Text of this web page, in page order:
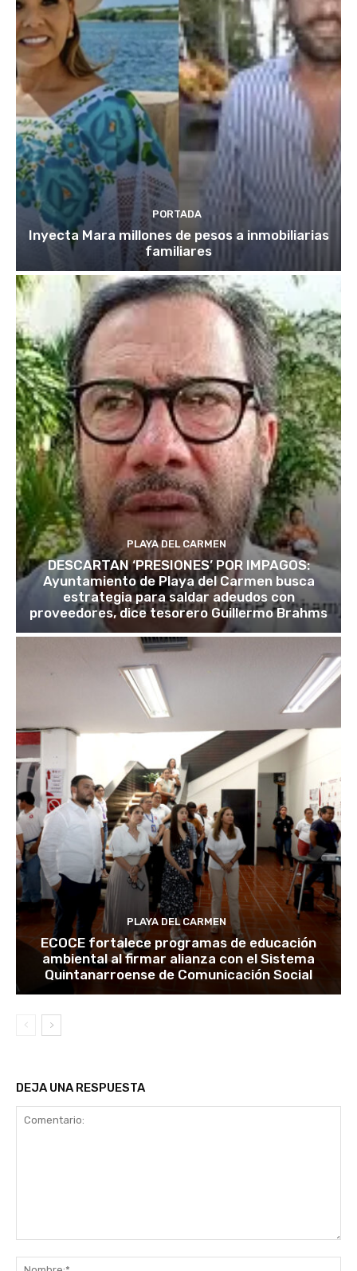
PORTADA
Inyecta Mara millones de pesos a inmobiliarias
familiares
PLAYA DEL CARMEN
DESCARTAN ‘PRESIONES’ POR IMPAGOS:
Ayuntamiento de Playa del Carmen busca
estrategia para saldar adeudos con
proveedores, dice tesorero Guillermo Brahms
PLAYA DEL CARMEN
ECOCE fortalece programas de educación
ambiental al firmar alianza con el Sistema
Quintanarroense de Comunicación Social
DEJA UNA RESPUESTA